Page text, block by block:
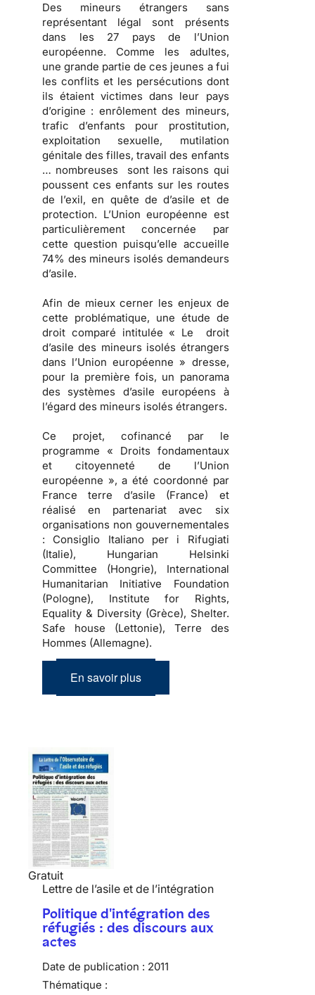
Des mineurs étrangers sans
représentant légal sont présents
dans les 27 pays de l’Union
européenne. Comme les adultes,
une grande partie de ces jeunes a fui
les conflits et les persécutions dont
ils étaient victimes dans leur pays
d’origine : enrôlement des mineurs,
trafic d’enfants pour prostitution,
exploitation sexuelle, mutilation
génitale des filles, travail des enfants
… nombreuses sont les raisons qui
poussent ces enfants sur les routes
de l’exil, en quête de d’asile et de
protection. L’Union européenne est
particulièrement concernée par
cette question puisqu’elle accueille
74% des mineurs isolés demandeurs
d’asile.
Afin de mieux cerner les enjeux de
cette problématique, une étude de
droit comparé intitulée « Le droit
d’asile des mineurs isolés étrangers
dans l’Union européenne » dresse,
pour la première fois, un panorama
des systèmes d’asile européens à
l’égard des mineurs isolés étrangers.
Ce projet, cofinancé par le
programme « Droits fondamentaux
et citoyenneté de l’Union
européenne », a été coordonné par
France terre d’asile (France) et
réalisé en partenariat avec six
organisations non gouvernementales
: Consiglio Italiano per i Rifugiati
(Italie), Hungarian Helsinki
Committee (Hongrie), International
Humanitarian Initiative Foundation
(Pologne), Institute for Rights,
Equality & Diversity (Grèce), Shelter.
Safe house (Lettonie), Terre des
Hommes (Allemagne).
En savoir plus
Gratuit
Lettre de l’asile et de l’intégration
Politique d'intégration des
réfugiés : des discours aux
actes
Date de publication : 2011
Thématique :